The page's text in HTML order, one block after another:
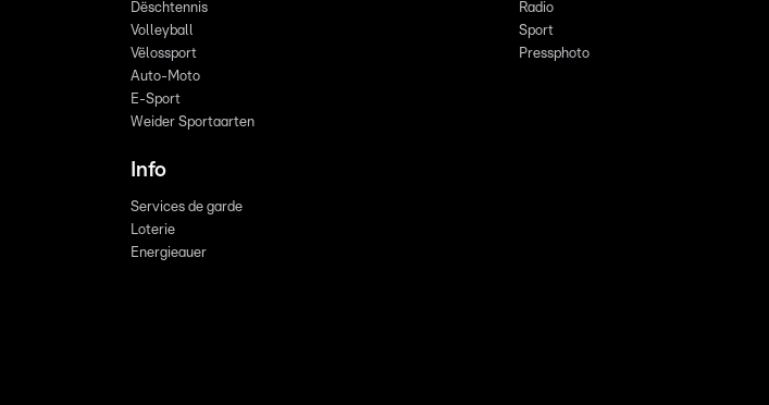
Dëschtennis
Volleyball
Vëlossport
Auto-Moto
E-Sport
Weider Sportaarten
Radio
Sport
Pressphoto
Info
Services de garde
Loterie
Energieauer